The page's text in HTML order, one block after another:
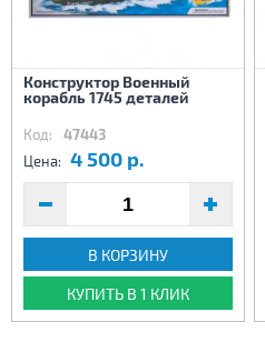
Конструктор Военный
корабль 1745 деталей
Код: 47443
Цена: 4 500 р.
В КОРЗИНУ
КУПИТЬ В 1 КЛИК